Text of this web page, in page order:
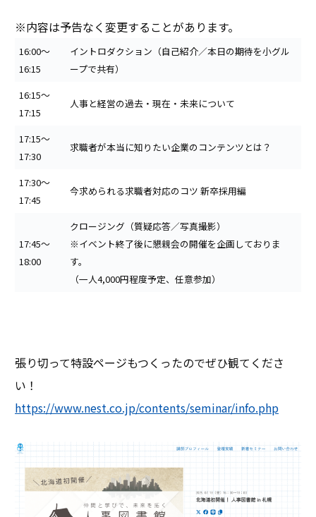
※内容は予告なく変更することがあります。
16:00～
16:15
イントロダクション（自己紹介／本日の期待を小グル
ープで共有）
16:15～
17:15
人事と経営の過去・現在・未来について
17:15～
17:30
求職者が本当に知りたい企業のコンテンツとは？
17:30～
17:45
今求められる求職者対応のコツ 新卒採用編
17:45～
18:00
クロージング（質疑応答／写真撮影）
※イベント終了後に懇親会の開催を企画しておりま
す。
（一人4,000円程度予定、任意参加）
張り切って特設ページもつくったのでぜひ観てくださ
い！
https://www.nest.co.jp/contents/seminar/info.php